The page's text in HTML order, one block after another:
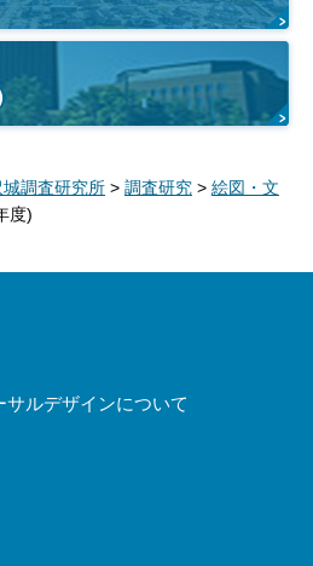
城調査研究所 > 調査研究 > 絵図・文
度)
ルデザインについて